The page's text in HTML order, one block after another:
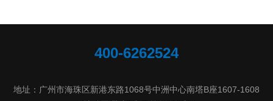
400-6262524
地址：广州市海珠区新港东路1068号中洲中心南塔B座1607-1608